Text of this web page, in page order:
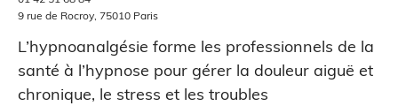
9 rue de Rocroy, 75010 Paris
L’hypnoanalgésie forme les professionnels de la
santé à l’hypnose pour gérer la douleur aiguë et
chronique, le stress et les troubles